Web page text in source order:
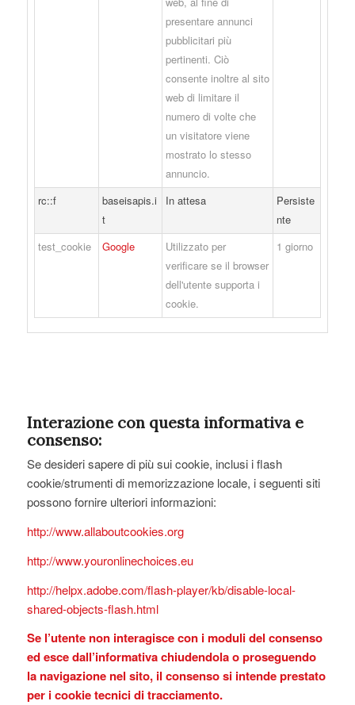
presentare annunci
pubblicitari più
pertinenti. Ciò
consente inoltre al sito
web di limitare il
numero di volte che
un visitatore viene
mostrato lo stesso
annuncio.
rc::f
baseisapis.i
t
In attesa
Persiste
nte
test_cookie
Google
Utilizzato per
verificare se il browser
dell'utente supporta i
cookie.
1 giorno
Interazione con questa informativa e
consenso:
Se desideri sapere di più sui cookie, inclusi i flash
cookie/strumenti di memorizzazione locale, i seguenti siti
possono fornire ulteriori informazioni:
http://www.allaboutcookies.org
http://www.youronlinechoices.eu
http://helpx.adobe.com/flash-player/kb/disable-local-
shared-objects-flash.html
Se l’utente non interagisce con i moduli del consenso
ed esce dall’informativa chiudendola o proseguendo
la navigazione nel sito, il consenso si intende prestato
per i cookie tecnici di tracciamento.